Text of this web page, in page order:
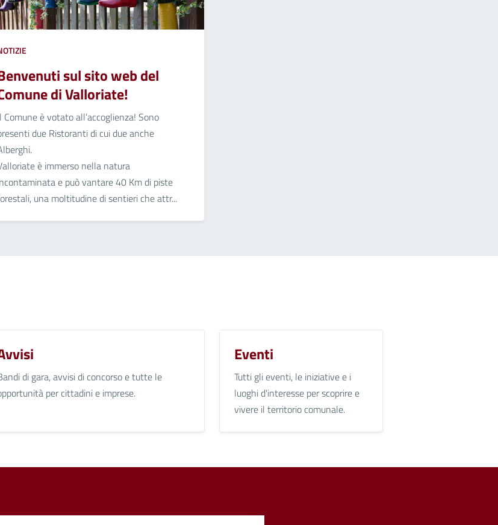
sul sito web del
di Valloriate!
Comune è votato all’accoglienza! Sono
due Ristoranti di cui due anche
è immerso nella natura
e può vantare 40 Km di piste
una moltitudine di sentieri che attr...
di gara, avvisi di concorso e tutte le
per cittadini e imprese.
Eventi
Tutti gli eventi, le iniziative e i
luoghi d'interesse per scoprire e
vivere il territorio comunale.